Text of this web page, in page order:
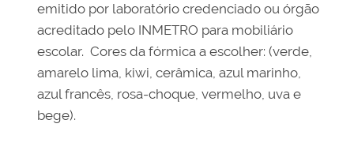
emitido por laboratório credenciado ou órgão
acreditado pelo INMETRO para mobiliário
escolar. Cores da fórmica a escolher: (verde,
amarelo lima, kiwi, cerâmica, azul marinho,
azul francês, rosa-choque, vermelho, uva e
bege).